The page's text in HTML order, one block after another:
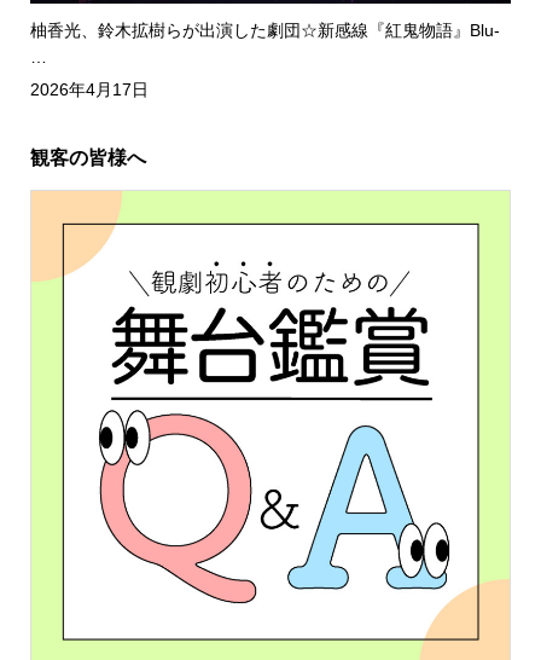
柚香光、鈴木拡樹らが出演した劇団☆新感線『紅鬼物語』Blu-
2026年4月17日
観客の皆様へ